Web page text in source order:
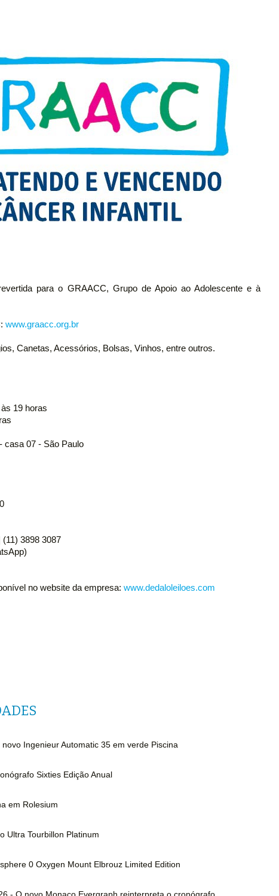
para o GRAACC, Grupo de Apoio ao Adolescente e à
www.graacc.org.br
Canetas, Acessórios, Bolsas, Vinhos, entre outros.
19 horas
casa 07 - São Paulo
3898 3087
no website da empresa: www.dedaloleiloes.com
Ingenieur Automatic 35 em verde Piscina
Sixties Edição Anual
em Rolesium
Ultra Tourbillon Platinum
0 Oxygen Mount Elbrouz Limited Edition